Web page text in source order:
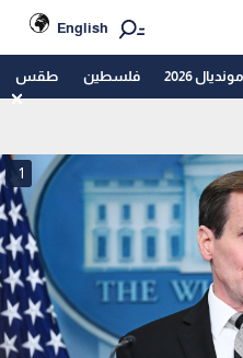
English
مونديال 2026 فلسطين طقس
1